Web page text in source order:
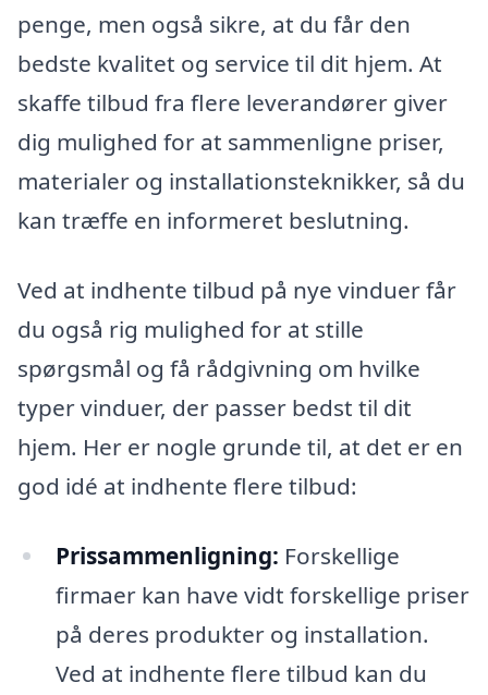
penge, men også sikre, at du får den
bedste kvalitet og service til dit hjem. At
skaffe tilbud fra flere leverandører giver
dig mulighed for at sammenligne priser,
materialer og installationsteknikker, så du
kan træffe en informeret beslutning.
Ved at indhente tilbud på nye vinduer får
du også rig mulighed for at stille
spørgsmål og få rådgivning om hvilke
typer vinduer, der passer bedst til dit
hjem. Her er nogle grunde til, at det er en
god idé at indhente flere tilbud:
Prissammenligning: Forskellige
firmaer kan have vidt forskellige priser
på deres produkter og installation.
Ved at indhente flere tilbud kan du